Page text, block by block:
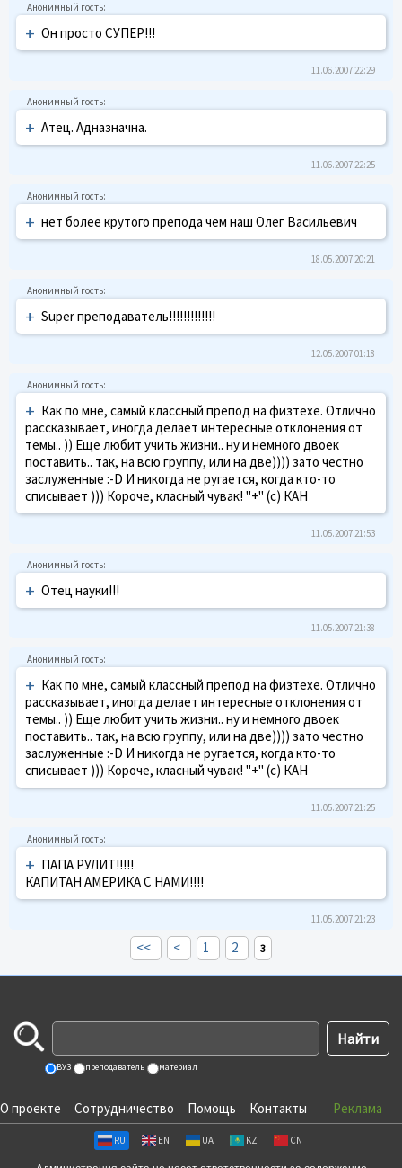
+ Он просто СУПЕР!!!
11.06.2007 22:29
+ Атец. Адназначна.
11.06.2007 22:25
+ нет более крутого препода чем наш Олег Васильевич
18.05.2007 20:21
+ Super преподаватель!!!!!!!!!!!!!
12.05.2007 01:18
+ Как по мне, самый классный препод на физтехе. Отлично
рассказывает, иногда делает интересные отклонения от
темы.. )) Еще любит учить жизни.. ну и немного двоек
поставить.. так, на всю группу, или на две)))) зато честно
заслуженные :-D И никогда не ругается, когда кто-то
списывает ))) Короче, класный чувак! "+" (с) КАН
11.05.2007 21:53
+ Отец науки!!!
11.05.2007 21:38
+ Как по мне, самый классный препод на физтехе. Отлично
рассказывает, иногда делает интересные отклонения от
темы.. )) Еще любит учить жизни.. ну и немного двоек
поставить.. так, на всю группу, или на две)))) зато честно
заслуженные :-D И никогда не ругается, когда кто-то
списывает ))) Короче, класный чувак! "+" (с) КАН
11.05.2007 21:25
+ ПАПА РУЛИТ!!!!!
КАПИТАН АМЕРИКА С НАМИ!!!!
11.05.2007 21:23
<< < 1 2 3
ВУЗ преподаватель материал
О проекте Сотрудничество Помощь Контакты Реклама
RU EN UA KZ CN